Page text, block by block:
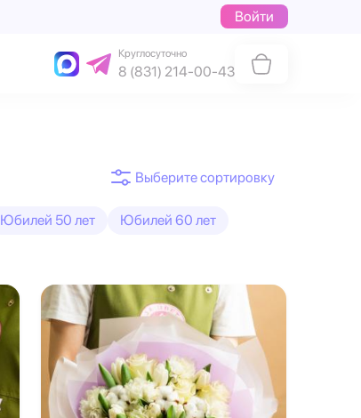
Войти
Круглосуточно
8 (831) 214-00-43
Юбилей 50 лет
Юбилей 60 лет